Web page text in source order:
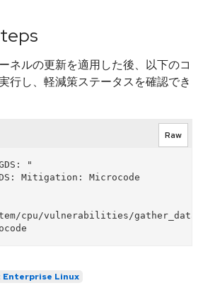
ネルの更新を適用した後、以下のコ
行し、軽減策ステータスを確認でき
Raw
"
Mitigation: Microcode
cpu/vulnerabilities/
Enterprise Linux